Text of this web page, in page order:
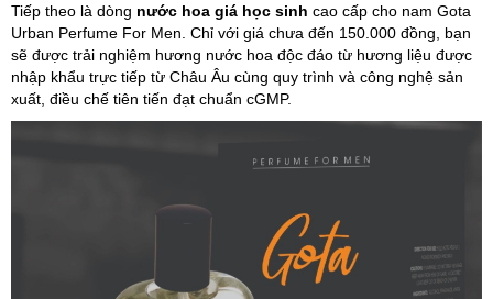
Tiếp theo là dòng nước hoa giá học sinh cao cấp cho nam Gota
Urban Perfume For Men. Chỉ với giá chưa đến 150.000 đồng, bạn
sẽ được trải nghiệm hương nước hoa độc đáo từ hương liệu được
nhập khẩu trực tiếp từ Châu Âu cùng quy trình và công nghệ sản
xuất, điều chế tiên tiến đạt chuẩn cGMP.